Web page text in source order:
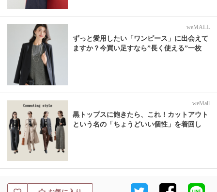
weMALL
ずっと愛用したい「ワンピース」に出会えて
ますか？今買い足すなら”長く使える”一枚
weMall
黒トップスに飽きたら、これ！カットアウト
という名の「ちょうどいい個性」を着回し